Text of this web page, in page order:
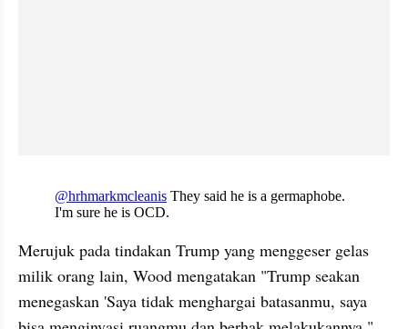
X post embed
Merujuk pada tindakan Trump yang menggeser gelas
milik orang lain, Wood mengatakan "Trump seakan
menegaskan 'Saya tidak menghargai batasanmu, saya